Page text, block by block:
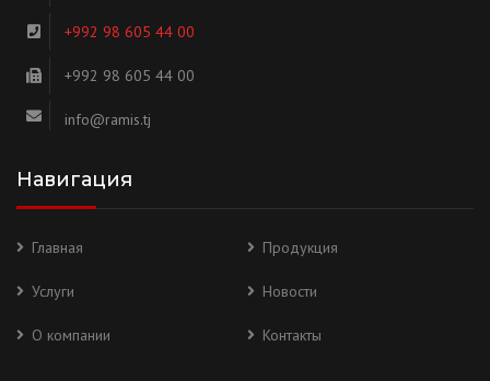
+992 98 605 44 00
+992 98 605 44 00
info@ramis.tj
Навигация
Главная Продукция
Услуги Новости
О компании Контакты